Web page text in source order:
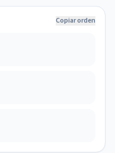
Copiar orden